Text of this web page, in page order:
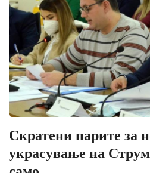
Скратени парите за
украсување на